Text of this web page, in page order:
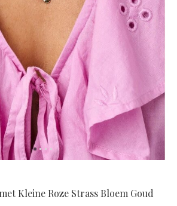
Kleine Roze Strass Bloem Goud